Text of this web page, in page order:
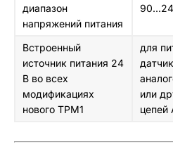
диапазон
напряжений питания
Встроенный
источник питания 24
В во всех
модификациях
нового ТРМ1
для
или
цепей